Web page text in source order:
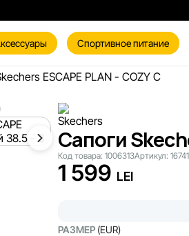
Спортивное питание
ESCAPE PLAN - COZY C
Сапоги
Код товара: 1006313Артикул:
1 599 LEI
РАЗМЕР (EUR)